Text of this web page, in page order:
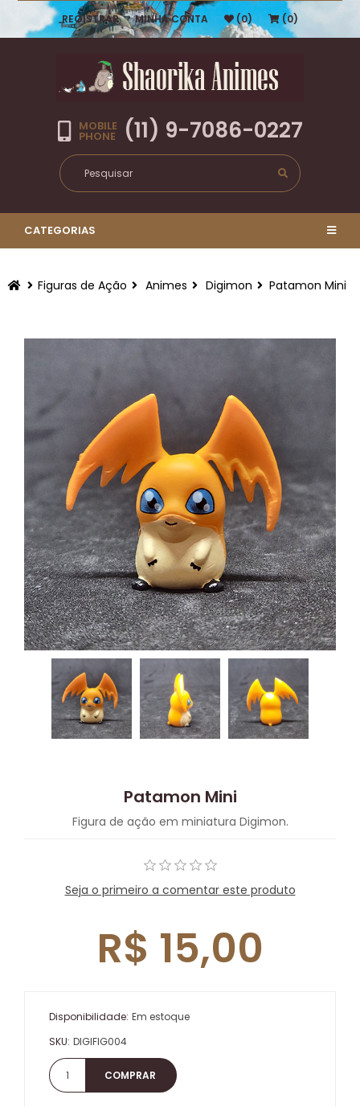
REGISTRAR MINHA CONTA (0) (0)
MOBILE
PHONE (11) 9-7086-0227
CATEGORIAS
Figuras de Ação Animes Digimon Patamon Mini
Patamon Mini
Figura de ação em miniatura Digimon.
Seja o primeiro a comentar este produto
R$ 15,00
Disponibilidade: Em estoque
SKU: DIGIFIG004